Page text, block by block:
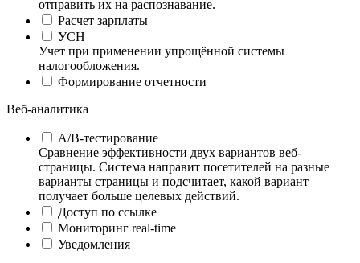
отправить их на распознавание.
Расчет зарплаты
УСН
Учет при применении упрощённой системы
налогообложения.
Формирование отчетности
Веб-аналитика
А/B-тестирование
Сравнение эффективности двух вариантов веб-
страницы. Система направит посетителей на разные
варианты страницы и подсчитает, какой вариант
получает больше целевых действий.
Доступ по ссылке
Мониторинг real-time
Уведомления